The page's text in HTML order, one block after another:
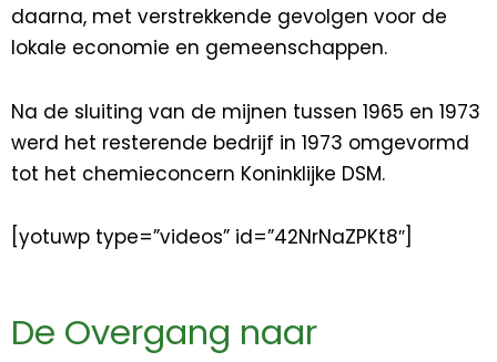
daarna, met verstrekkende gevolgen voor de
lokale economie en gemeenschappen.
Na de sluiting van de mijnen tussen 1965 en 1973
werd het resterende bedrijf in 1973 omgevormd
tot het chemieconcern Koninklijke DSM.
[yotuwp type=”videos” id=”42NrNaZPKt8″]
De Overgang naar